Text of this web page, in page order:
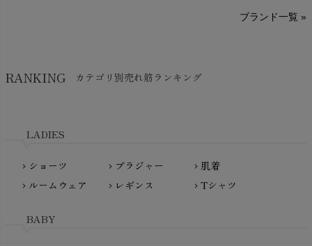
生活アートクラブ
nanadecor（ナナデェコール）
Madame MO（マダムモー）
maggies（マギーズ）
MATONA（マトナ）
ブランド一覧 »
RANKING カテゴリ別売れ筋ランキング
LADIES
chevron_right ショーツ chevron_right ブラジャー chevron_right 肌着
chevron_right ルームウェア chevron_right レギンス chevron_rightTシャツ
BABY